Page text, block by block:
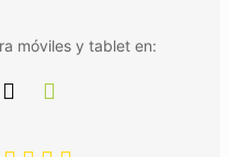
móviles y tablet en: